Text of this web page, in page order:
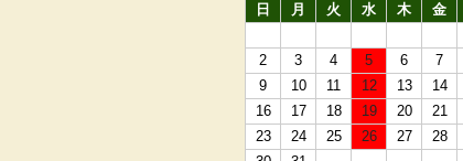
日
月 火 水 木 金
2
3 4 5 6 7
9
10 11 12 13 14
16
17 18 19 20 21
23
24 25 26 27 28